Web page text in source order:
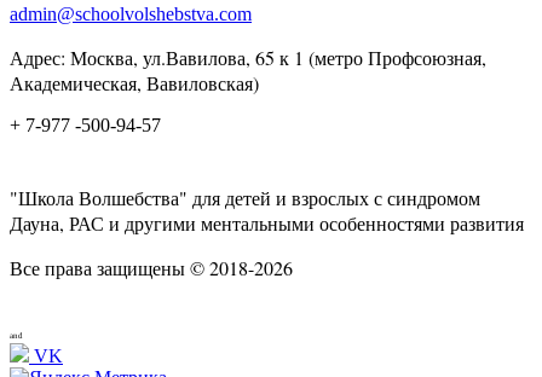
admin@schoolvolshebstva.com
Адрес: Москва, ул.Вавилова, 65 к 1 (метро Профсоюзная,
Академическая, Вавиловская)
+ 7-977 -500-94-57
"Школа Волшебства" для детей и взрослых с синдромом
Дауна, РАС и другими ментальными особенностями развития
Все права защищены © 2018-2026
and
VK